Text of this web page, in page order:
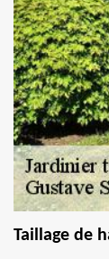
Taillage de